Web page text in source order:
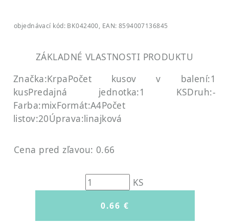
objednávací kód: BK042400, EAN: 8594007136845
ZÁKLADNÉ VLASTNOSTI PRODUKTU
Značka:KrpaPočet kusov v balení:1
kusPredajná jednotka:1 KSDruh:-
Farba:mixFormát:A4Počet
listov:20Úprava:linajková
Cena pred zľavou: 0.66
KS